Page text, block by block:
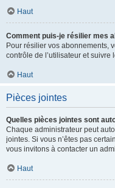
Haut
Comment puis-je résilier mes
Pour résilier vos abonnements,
contrôle de l’utilisateur et
Haut
Pièces jointes
Quelles pièces jointes sont
Chaque administrateur peut
jointes. Si vous n’êtes pas
vous invitons à contacter un
Haut